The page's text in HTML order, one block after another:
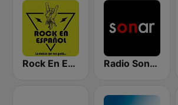
Rock En Español Chile Radio Sonar FM